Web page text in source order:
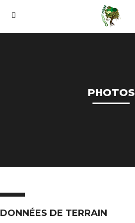
PHOTOS
DONNÉES DE TERRAIN